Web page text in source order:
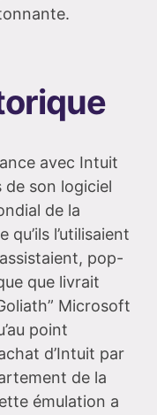
avec Intuit
de son logiciel
de la
l’utilisaient
pop-
que livrait
Microsoft
point
d’Intuit par
de la
émulation a